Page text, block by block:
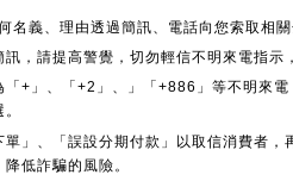
名義、理由透過簡訊、電話向您索取相
，請提高警覺，切勿輕信不明來電指示
「+」、「+2」、」「+886」等不明來
」、「誤設分期付款」以取信消費者
低詐騙的風險。